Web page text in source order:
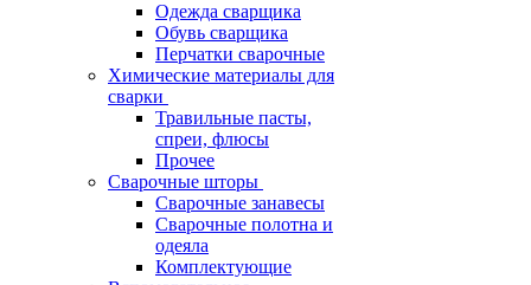
Одежда сварщика
Обувь сварщика
Перчатки сварочные
Химические материалы для
сварки
Травильные пасты,
спреи, флюсы
Прочее
Сварочные шторы
Сварочные занавесы
Сварочные полотна и
одеяла
Комплектующие